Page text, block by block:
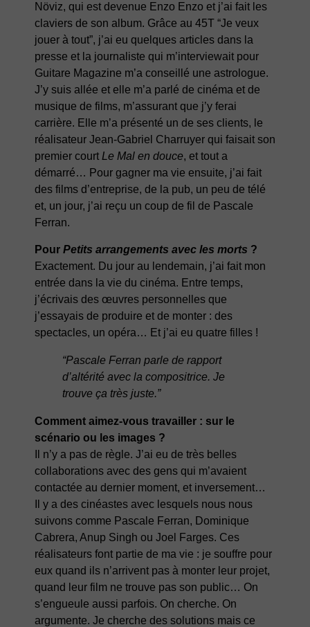
Növiz, qui est devenue Enzo Enzo et j’ai fait les
claviers de son album. Grâce au 45T “Je veux
jouer à tout”, j’ai eu quelques articles dans la
presse et la journaliste qui m’interviewait pour
Guitare Magazine m’a conseillé une astrologue.
J’y suis allée et elle m’a parlé de cinéma et de
musique de films, m’assurant que j’y ferai
carrière. Elle m’a présenté un de ses clients, le
réalisateur Jean-Gabriel Charruyer qui faisait son
premier court Le Mal en douce, et tout a
démarré… Pour gagner ma vie ensuite, j’ai fait
des films d’entreprise, de la pub, un peu de télé
et, un jour, j’ai reçu un coup de fil de Pascale
Ferran.
Pour Petits arrangements avec les morts ?
Exactement. Du jour au lendemain, j’ai fait mon
entrée dans la vie du cinéma. Entre temps,
j’écrivais des œuvres personnelles que
j’essayais de produire et de monter : des
spectacles, un opéra… Et j’ai eu quatre filles !
“Pascale Ferran parle de rapport
d’altérité avec la compositrice. Je
trouve ça très juste.”
Comment aimez-vous travailler : sur le
scénario ou les images ?
Il n’y a pas de règle. J’ai eu de très belles
collaborations avec des gens qui m’avaient
contactée au dernier moment, et inversement…
Il y a des cinéastes avec lesquels nous nous
suivons comme Pascale Ferran, Dominique
Cabrera, Anup Singh ou Joel Farges. Ces
réalisateurs font partie de ma vie : je souffre pour
eux quand ils n’arrivent pas à monter leur projet,
quand leur film ne trouve pas son public… On
s’engueule aussi parfois. On cherche. On
argumente. Je cherche des solutions mais ce